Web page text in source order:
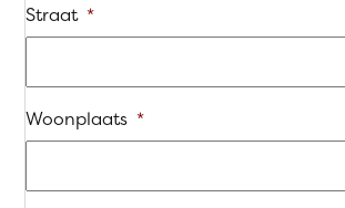
Straat *
Woonplaats *